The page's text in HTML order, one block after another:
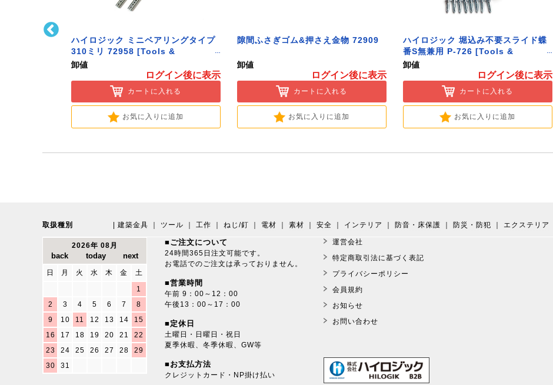
ハイロジック ミニベアリングタイプ
310ミリ 72958 [Tools &
Hardware]
卸値
ログイン後に表示
カートに入れる
お気に入りに追加
隙間ふさぎゴム&押さえ金物 72909
卸値
ログイン後に表示
カートに入れる
お気に入りに追加
ハイロジック 堀込み不要スライド蝶
番S無兼用 P-726 [Tools &
Hardware]
卸値
ログイン後に表示
カートに入れる
お気に入りに追加
取扱種別 建築金具 ツール 工作 ねじ/釘 電材 素材 安全 インテリア 防音・床保護 防災・防犯 エクステリア
2026年 08月
日 月 火 水 木 金
土
1
2
3 4 5 6 7
8
9
10 11 12 13 14
15
16
17 18 19 20 21
22
23
24 25 26 27 28
29
30
31
■ご注文について
24時間365日注文可能です。
お電話でのご注文は承っておりません。
■営業時間
午前 9：00～12：00
午後13：00～17：00
■定休日
土曜日・日曜日・祝日
夏季休暇、冬季休暇、GW等
■お支払方法
クレジットカード・NP掛け払い
運営会社
特定商取引法に基づく表記
プライバシーポリシー
会員規約
お知らせ
お問い合わせ